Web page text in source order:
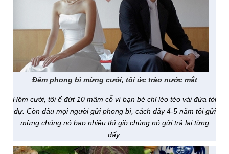
Đếm phong bì mừng cưới, tôi ức trào nước mắt
Hôm cưới, tôi ế đứt 10 mâm cỗ vì bạn bè chỉ lèo tèo vài đứa tới
dự. Còn đâu mọi người gửi phong bì, cách đây 4-5 năm tôi gửi
mừng chúng nó bao nhiêu thì giờ chúng nó gửi trả lại từng
đấy.